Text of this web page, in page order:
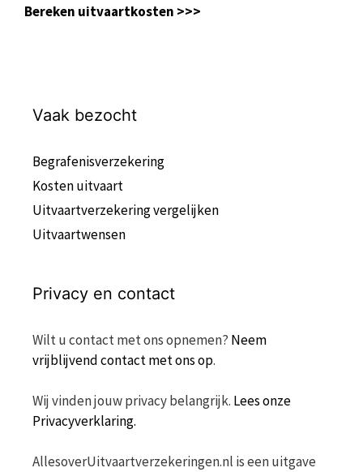
Bereken uitvaartkosten >>>
Vaak bezocht
Begrafenisverzekering
Kosten uitvaart
Uitvaartverzekering vergelijken
Uitvaartwensen
Privacy en contact
Wilt u contact met ons opnemen? Neem
vrijblijvend contact met ons op.
Wij vinden jouw privacy belangrijk. Lees onze
Privacyverklaring.
AllesoverUitvaartverzekeringen.nl is een uitgave